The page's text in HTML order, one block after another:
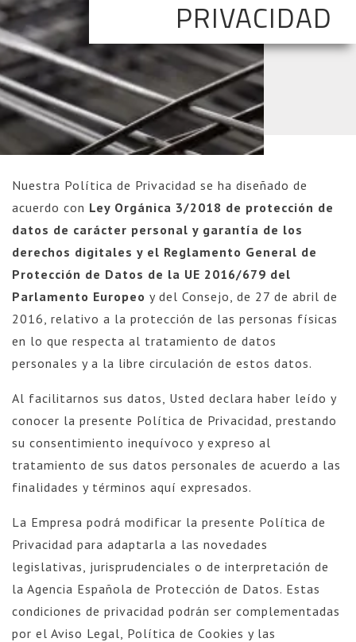
PRIVACIDAD
Nuestra Política de Privacidad se ha diseñado de
acuerdo con Ley Orgánica 3/2018 de protección de
datos de carácter personal y garantía de los
derechos digitales y el Reglamento General de
Protección de Datos de la UE 2016/679 del
Parlamento Europeo y del Consejo, de 27 de abril de
2016, relativo a la protección de las personas físicas
en lo que respecta al tratamiento de datos
personales y a la libre circulación de estos datos.
Al facilitarnos sus datos, Usted declara haber leído y
conocer la presente Política de Privacidad, prestando
su consentimiento inequívoco y expreso al
tratamiento de sus datos personales de acuerdo a las
finalidades y términos aquí expresados.
La Empresa podrá modificar la presente Política de
Privacidad para adaptarla a las novedades
legislativas, jurisprudenciales o de interpretación de
la Agencia Española de Protección de Datos. Estas
condiciones de privacidad podrán ser complementadas
por el Aviso Legal, Política de Cookies y las